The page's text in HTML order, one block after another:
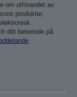
om utförandet av
produkter,
ditt beteende på